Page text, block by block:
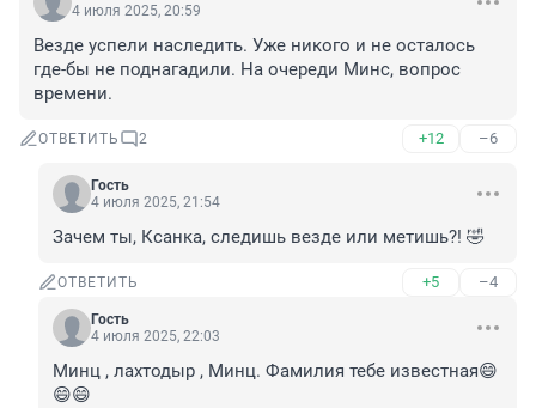
4 июля 2025, 20:59
Везде успели наследить. Уже никого и не осталось
где-бы не поднагадили. На очереди Минс, вопрос
времени.
ОТВЕТИТЬ 2 +12 –6
Гость
4 июля 2025, 21:54
Зачем ты, Ксанка, следишь везде или метишь?! 🤣
ОТВЕТИТЬ +5 –4
Гость
4 июля 2025, 22:03
Минц , лахтодыр , Минц. Фамилия тебе известная😄
😄😄